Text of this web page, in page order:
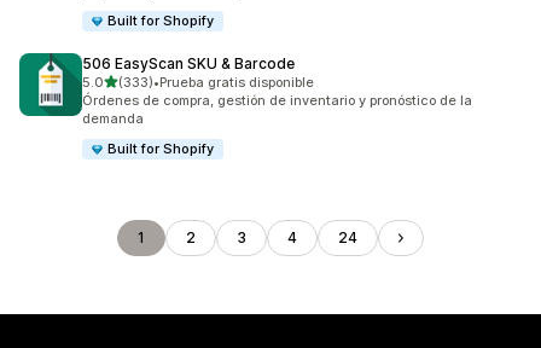
Built for Shopify
506 EasyScan SKU & Barcode
5.0de 5 estrellas
(333)
333 reseñas en total
•Prueba gratis disponible
Órdenes de compra, gestión de inventario y pronóstico de la
demanda
Built for Shopify
1 2 3 4 24